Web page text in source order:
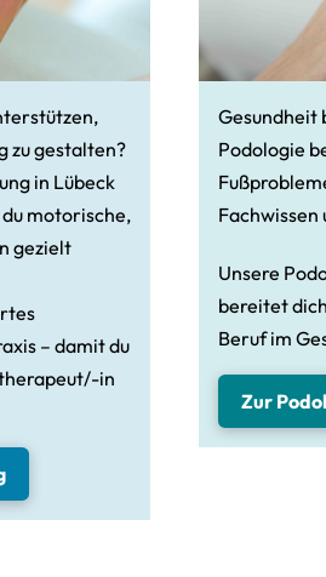
zu gestalten?
in Lübeck
motorische,
gezielt
– damit du
in
Gesundheit
Podologie
Fachwissen
Unsere
bereitet
Beruf im
Zur